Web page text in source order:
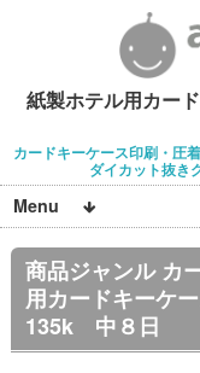
紙製ホテル用カー
カードキーケース印刷・圧
ダイカット抜き
Menu
商品ジャンル カ
用カードキーケ
135k 中８日